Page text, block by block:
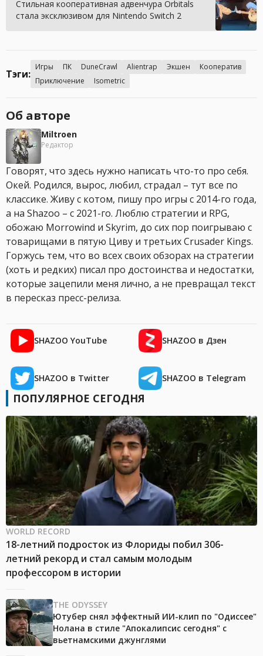
Стильная кооперативная адвенчура Orbitals
стала эксклюзивом для Nintendo Switch 2
Тэги:
Игры ПК DuneCrawl Alientrap Экшен
Кооператив
Приключение
Isometric
Об авторе
Miltroen
Редактор
Говорят, что здесь нужно написать что-то про себя.
Окей. Родился, вырос, любил, страдал – тут все по
классике. Живу с котом, пишу про игры с 2014-го года,
а на Shazoo – с 2021-го. Люблю стратегии и RPG,
обожаю Morrowind и Skyrim, до сих пор поигрываю с
товарищами в пятую Циву и третьих Crusader Kings.
Горжусь тем, что во всех своих обзорах на стратегии
(хоть и редких) писал про достоинства и недостатки,
которые зацепили меня лично, а не превращал текст
в пересказ пресс-релиза.
SHAZOO YouTube SHAZOO в Дзен
SHAZOO в Twitter SHAZOO в Telegram
ПОПУЛЯРНОЕ СЕГОДНЯ
WORLD RECORD
18-летний подросток из Флориды побил 306-
летний рекорд и стал самым молодым
профессором в истории
THE ODYSSEY
Ютубер снял эффектный ИИ-клип по "Одиссее"
Нолана в стиле "Апокалипсис сегодня" с
вьетнамскими джунглями